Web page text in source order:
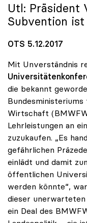
Utl: Präsident
Subvention
OTS 5.12.2017
Mit Unverständnis
die bekannt
Wirtschaft
Lehrleistungen an
zuzukaufen. „Es
gefährlichen
einlädt und damit
öffentlichen
werden könnte“,
dieser
ein Deal des